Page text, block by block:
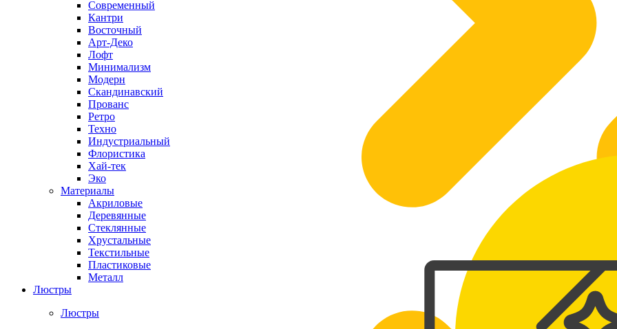
Современный
Кантри
Восточный
Арт-Деко
Лофт
Минимализм
Модерн
Скандинавский
Прованс
Ретро
Техно
Индустриальный
Флористика
Хай-тек
Эко
Материалы
Акриловые
Деревянные
Стеклянные
Хрустальные
Текстильные
Пластиковые
Металл
Люстры
Люстры